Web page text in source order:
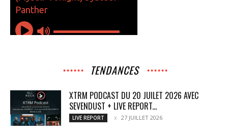
TENDANCES
XTRM PODCAST DU 20 JUILET 2026 AVEC
SEVENDUST + LIVE REPORT...
LIVE REPORT 27 JUILLET 2026